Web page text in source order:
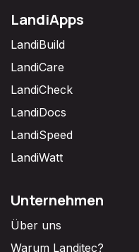
LandiApps
LandiBuild
LandiCare
LandiCheck
LandiDocs
LandiSpeed
LandiWatt
Unternehmen
Über uns
Warum Landitec?